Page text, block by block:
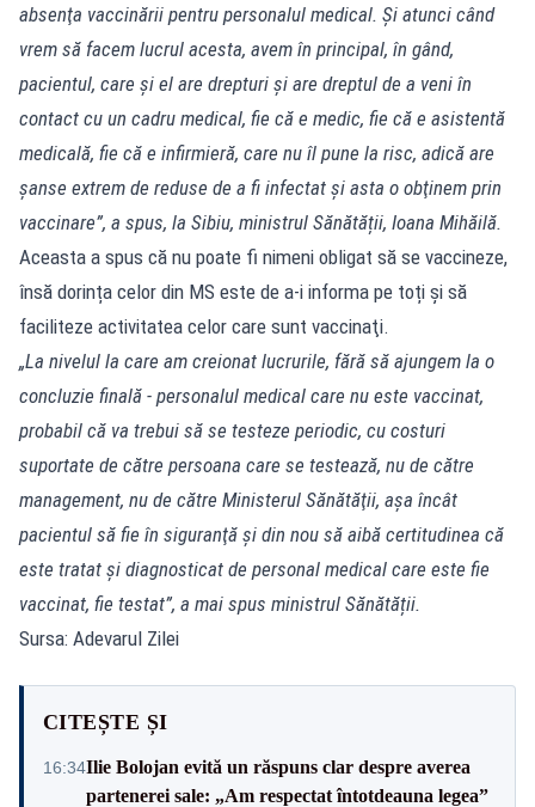
absenţa vaccinării pentru personalul medical. Şi atunci când
vrem să facem lucrul acesta, avem în principal, în gând,
pacientul, care şi el are drepturi şi are dreptul de a veni în
contact cu un cadru medical, fie că e medic, fie că e asistentă
medicală, fie că e infirmieră, care nu îl pune la risc, adică are
şanse extrem de reduse de a fi infectat şi asta o obţinem prin
vaccinare”, a spus, la Sibiu, ministrul Sănătății, Ioana Mihăilă.
Aceasta a spus că nu poate fi nimeni obligat să se vaccineze,
însă dorința celor din MS este de a-i informa pe toți și să
faciliteze activitatea celor care sunt vaccinaţi.
„La nivelul la care am creionat lucrurile, fără să ajungem la o
concluzie finală - personalul medical care nu este vaccinat,
probabil că va trebui să se testeze periodic, cu costuri
suportate de către persoana care se testează, nu de către
management, nu de către Ministerul Sănătăţii, aşa încât
pacientul să fie în siguranţă şi din nou să aibă certitudinea că
este tratat şi diagnosticat de personal medical care este fie
vaccinat, fie testat”, a mai spus ministrul Sănătății.
Sursa: Adevarul Zilei
CITEȘTE ȘI
16:34Ilie Bolojan evită un răspuns clar despre averea
partenerei sale: „Am respectat întotdeauna legea”